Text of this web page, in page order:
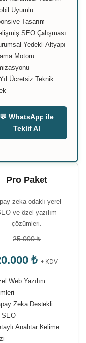
Uyumlu
Tasarım
SEO Çalışması
Yedekli Altyapı
Motoru
Ücretsiz Teknik
💬 WhatsApp ile
Teklif Al
Pro Paket
zeka odaklı yerel
ve özel yazılım
çözümleri.
25.000 ₺
₺ + KDV
Web Yazılım
Zeka Destekli
SEO
Anahtar Kelime